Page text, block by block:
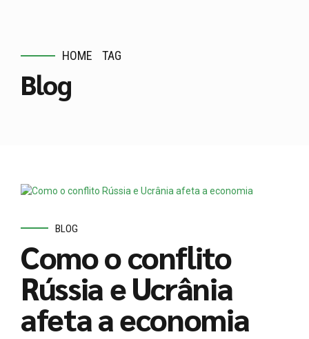
HOME TAG
Blog
BLOG
Como o conflito
Rússia e Ucrânia
afeta a economia